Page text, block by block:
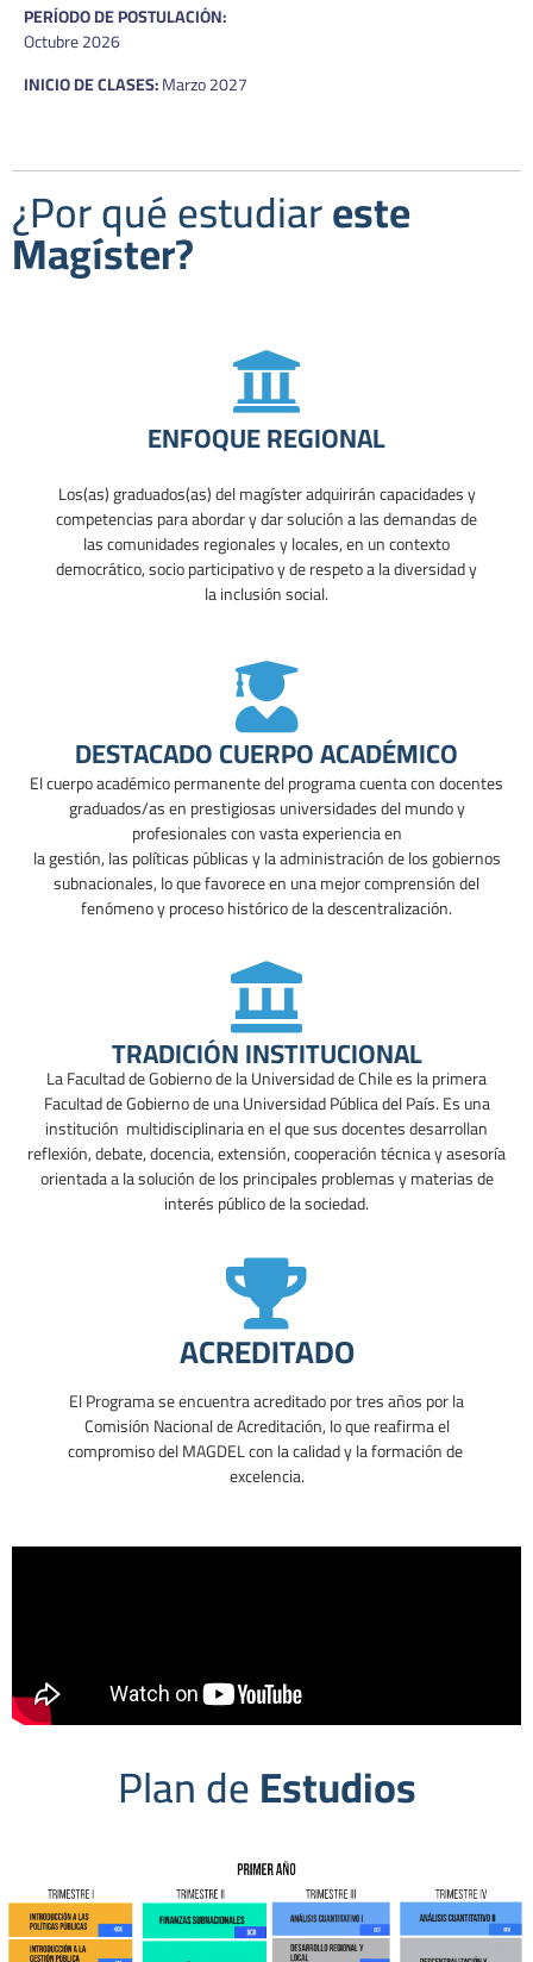
PERÍODO DE POSTULACIÓN:
Octubre 2026
INICIO DE CLASES:Marzo 2027
¿Por qué estudiareste
Magíster?
ENFOQUE REGIONAL
Los(as) graduados(as)del magíster adquirirán capacidades y
competencias para abordar y dar solución a las demandas de
las comunidades regionales y locales, en un contexto
democrático, socio participativo y de respeto a la diversidad y
la inclusión social.
DESTACADO CUERPO ACADÉMICO
El cuerpo académico permanente del programa cuenta con docentes
graduados/as en prestigiosas universidades del mundo y
profesionales con vasta experiencia en
la gestión, las políticas públicas y la administración de los gobiernos
subnacionales, lo que favorece en una mejor comprensión del
fenómeno y proceso histórico de la descentralización.
TRADICIÓN INSTITUCIONAL
La Facultad de Gobierno de la Universidad de Chile es la primera
Facultad de Gobierno de una Universidad Pública del País. Es una
institución multidisciplinaria en el que sus docentes desarrollan
reflexión, debate, docencia, extensión, cooperación técnica y asesoría
orientada a la solución de los principales problemas y materias de
interés público de la sociedad.
ACREDITADO
El Programa se encuentra acreditado por tres años por la
Comisión Nacional de Acreditación, lo que reafirma el
compromiso del MAGDEL con la calidad y la formación de
excelencia.
Plan deEstudios